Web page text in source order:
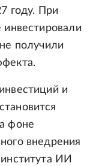
году. При
инвестировали
получили
и
фоне
внедрения
ИИ